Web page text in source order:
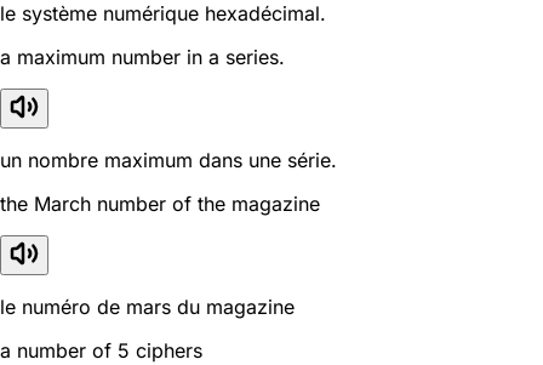
le système numérique hexadécimal.
a maximum number in a series.
un nombre maximum dans une série.
the March number of the magazine
le numéro de mars du magazine
a number of 5 ciphers